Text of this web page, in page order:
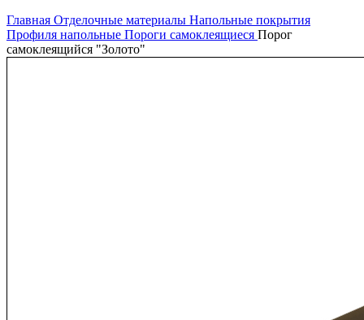
Главная Отделочные материалы Напольные покрытия
Профиля напольные Пороги самоклеящиеся Порог
самоклеящийся "Золото"